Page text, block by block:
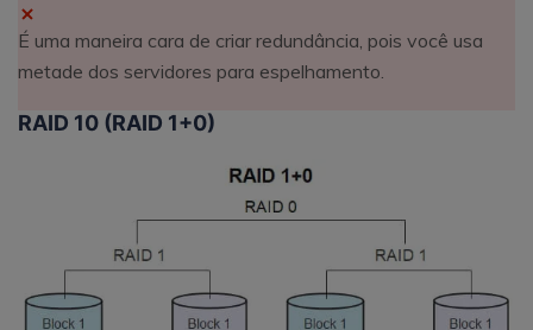
É uma maneira cara de criar redundância, pois você usa
metade dos servidores para espelhamento.
RAID 10 (RAID 1+0)